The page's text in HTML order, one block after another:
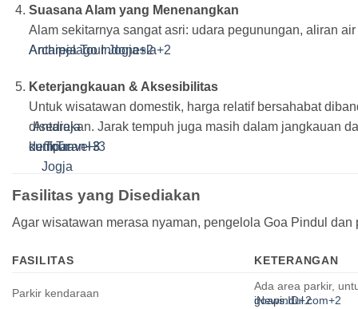
Suasana Alam yang Menenangkan
Alam sekitarnya sangat asri: udara pegunungan, aliran
Archipelago Indonesia+2
Antareja Tour Jogja+2
Keterjangkauan & Aksesibilitas
Untuk wisatawan domestik, harga relatif bersahabat
disediakan. Jarak tempuh juga masih dalam jangkauan
Antareja
Tour
Jogja
+3
kumparan+3
detikTravel+3
Fasilitas yang Disediakan
Agar wisatawan merasa nyaman, pengelola Goa Pindul
FASILITAS KETERANGAN
Parkir kendaraan
Ada area parkir,
goapindul.com+2
iNews.ID+2